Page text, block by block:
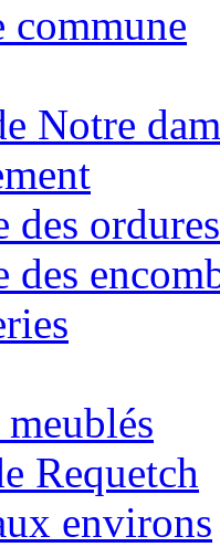
commune
Notre
des ordures
des
Requetch
environs